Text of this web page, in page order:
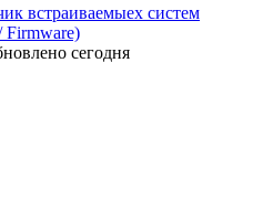
встраиваемыех систем
Firmware)
сегодня